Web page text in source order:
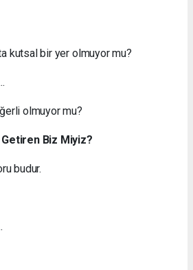
kutsal bir yer olmuyor mu?
olmuyor mu?
Getiren Biz Miyiz?
budur.